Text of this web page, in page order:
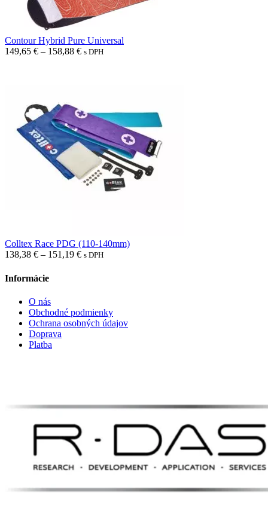
Contour Hybrid Pure Universal
149,65 € – 158,88 €Price
s DPH
Colltex Race PDG (110-140mm)
138,38 € – 151,19 €Price
s DPH
Informácie
O nás
Obchodné podmienky
Ochrana osobných údajov
Doprava
Platba